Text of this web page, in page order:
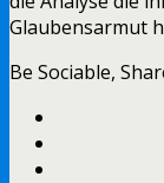
Glaubensarmut
Be Sociable,